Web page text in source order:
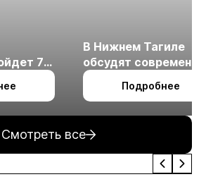
7
В Нижнем Тагиле
обсудят
технологии
измельчения
Подробнее
Смотреть все